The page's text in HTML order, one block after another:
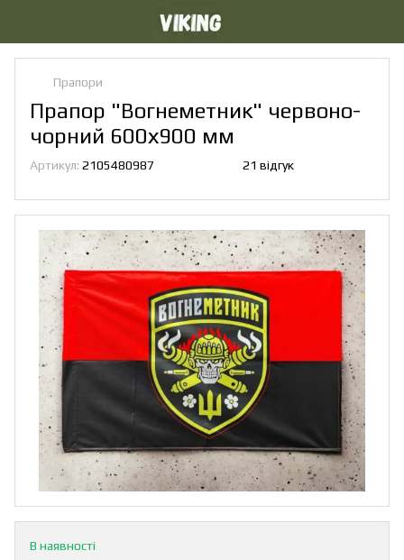
Прапори
Прапор "Вогнеметник" червоно-
чорний 600х900 мм
Артикул: 2105480987 21 відгук
В наявності